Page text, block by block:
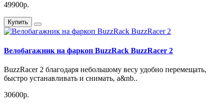
49900р.
Купить
Велобагажник на фаркоп BuzzRack BuzzRacer 2
BuzzRacer 2 благодаря небольшому весу удобно перемещать,
быстро устанавливать и снимать, а&nb..
30600р.